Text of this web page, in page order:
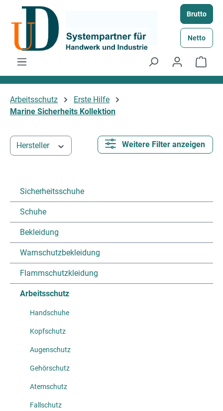
Zum Hauptinhalt springen Brutto
Netto
Arbeitsschutz
Erste Hilfe
Marine Sicherheits Kollektion
Hersteller Weitere Filter anzeigen
Sicherheitsschuhe
Schuhe
Bekleidung
Warnschutzbekleidung
Flammschutzkleidung
Arbeitsschutz
Handschuhe
Kopfschutz
Augenschutz
Gehörschutz
Atemschutz
Fallschutz